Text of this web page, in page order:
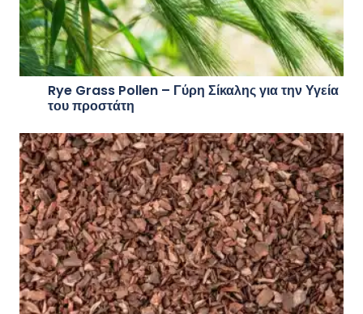
Rye Grass Pollen – Γύρη Σίκαλης για την Υγεία
του προστάτη